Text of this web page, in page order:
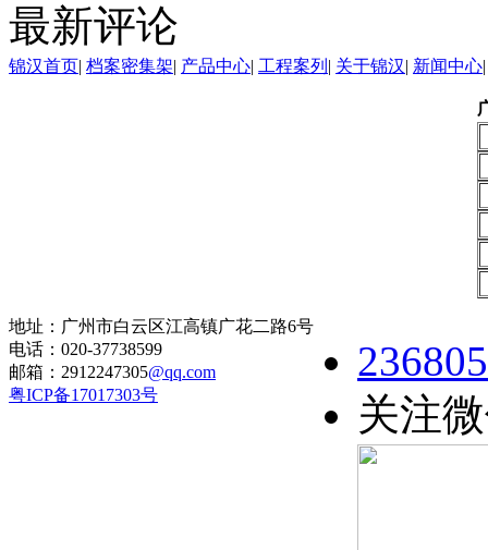
最新评论
锦汉首页| 档案密集架| 产品中心| 工程案列 | 关于锦汉| 新闻中心
地址：广州市白云区江高镇广花二路6号
电话：020-37738599
邮箱：2912247305@qq.com
粤ICP备17017303号
关注